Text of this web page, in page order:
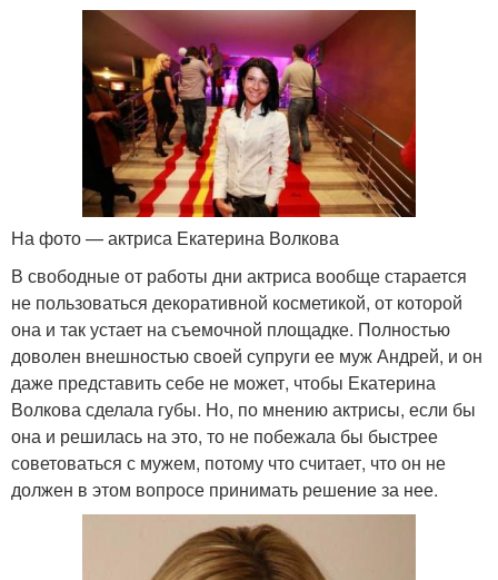
На фото — актриса Екатерина Волкова
В свободные от работы дни актриса вообще старается
не пользоваться декоративной косметикой, от которой
она и так устает на съемочной площадке. Полностью
доволен внешностью своей супруги ее муж Андрей, и он
даже представить себе не может, чтобы Екатерина
Волкова сделала губы. Но, по мнению актрисы, если бы
она и решилась на это, то не побежала бы быстрее
советоваться с мужем, потому что считает, что он не
должен в этом вопросе принимать решение за нее.